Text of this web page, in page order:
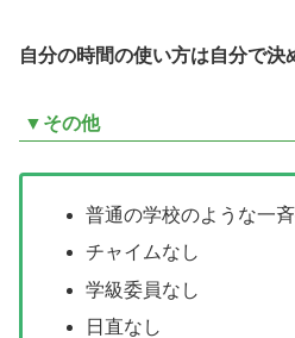
自分の時間の使い方は自分で決
▼その他
普通の学校のような一
チャイムなし
学級委員なし
日直なし